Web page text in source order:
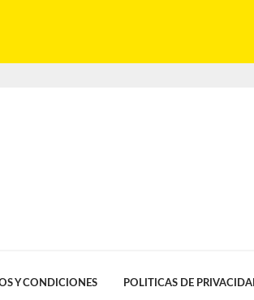
Y CONDICIONES POLITICAS DE